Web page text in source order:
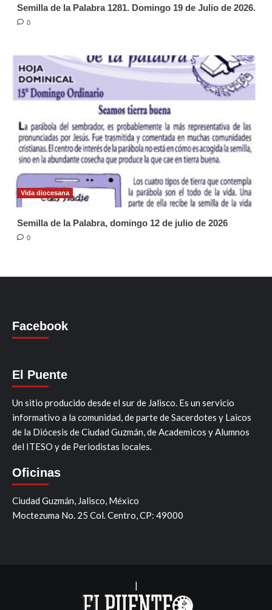
Semilla de la Palabra 1281. Domingo 19 de Julio de 2026.
0
Vida diocesana
Semilla de la Palabra, domingo 12 de julio de 2026
0
Facebook
El Puente
Un sitio producido desde el sur de Jalisco. Es un servicio
informativo a la comunidad, de parte de Sacerdotes y Laicos
de la Diócesis de Ciudad Guzmán, de Academicos y Alumnos
del ITESO y de Periodistas locales.
Oficinas
Ciudad Guzmán, Jalisco, México
Moctezuma No. 25 Col. Centro, CP: 49000
|